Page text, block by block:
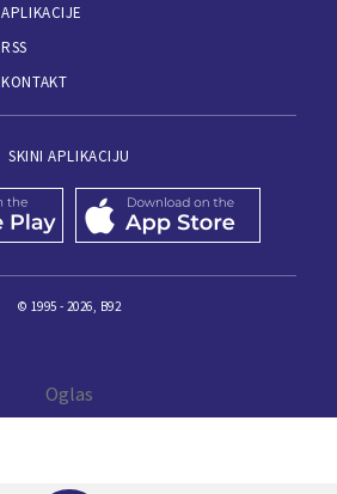
APLIKACIJE
RSS
KONTAKT
SKINI APLIKACIJU
© 1995 - 2026, B92